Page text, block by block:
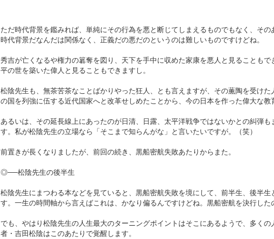
ただ時代背景を鑑みれば、単純にその行為を悪と断じてしまえるものでもなく、そ
時代背景だなんだは関係なく、正義だの悪だのというのは難しいものですけどね。
秀吉が亡くなるや権力の簒奪を図り、天下を手中に収めた家康を悪人と見ることも
平の世を築いた偉人と見ることもできますし。
松陰先生も、無茶苦茶なことばかりやった狂人、とも言えますが、その薫陶を受け
の国を列強に伍する近代国家へと改革せしめたことから、今の日本を作った偉大な教
あるいは、その延長線上にあったのが日清、日露、太平洋戦争ではないかとの糾弾も
す。私が松陰先生の立場なら「そこまで知らんがな」と言いたいですが。（笑）
前置きが長くなりましたが、前回の続き、黒船密航失敗あたりからまた。
◎──松陰先生の後半生
松陰先生にまつわる本などを見ていると、黒船密航失敗を境にして、前半生、後半
す。一生の時間軸から言えばこれは、かなり偏るんですけどね。黒船密航を決行した
でも、やはり松陰先生の人生最大のターニングポイントはそこにあるようで、多く
者・吉田松陰はこのあたりで覚醒します。